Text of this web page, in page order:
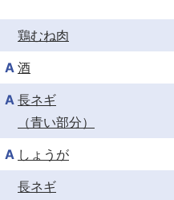
鶏むね肉
A 酒
A 長ネギ
（青い部分）
A しょうが
長ネギ